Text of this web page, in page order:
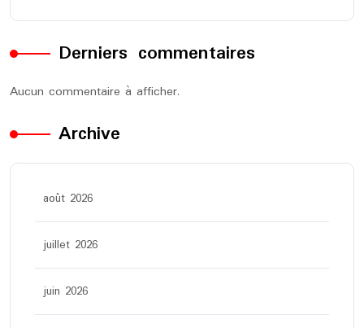
Derniers commentaires
Aucun commentaire à afficher.
Archive
août 2026
juillet 2026
juin 2026